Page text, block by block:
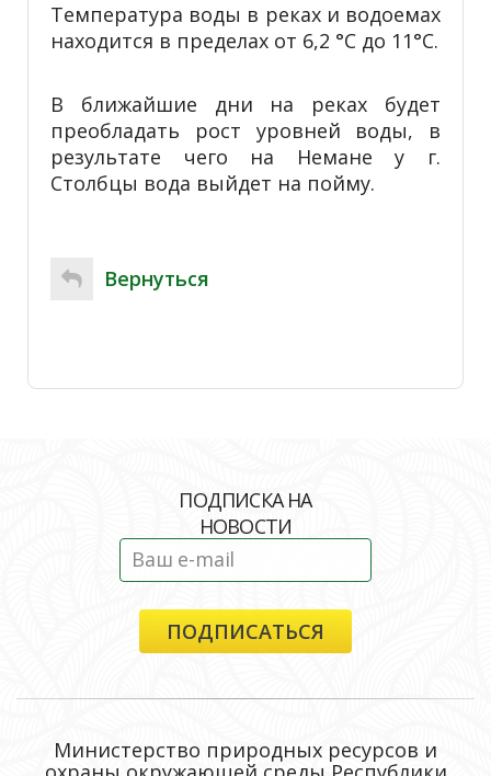
Температура воды в реках и водоемах
находится в пределах от 6,2 °С до 11°С.
В ближайшие дни на реках будет
преобладать рост уровней воды, в
результате чего на Немане у г.
Столбцы вода выйдет на пойму.
Вернуться
ПОДПИСКА НА
НОВОСТИ
Министерство природных ресурсов и